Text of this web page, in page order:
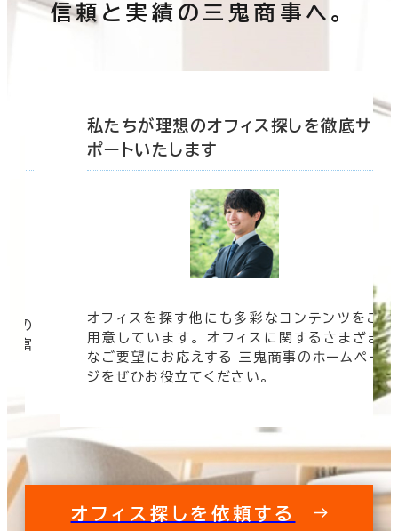
信頼と実績の三鬼商事へ。
の
豊富
私たちが理想のオフィス探しを徹底サ
ポートいたします
オフィスを探す他にも多彩なコンテンツをご
用意しています。 オフィスに関するさまざま
なご要望にお応えする 三鬼商事のホームペー
ジをぜひお役立てください。
オフィス探しを依頼する